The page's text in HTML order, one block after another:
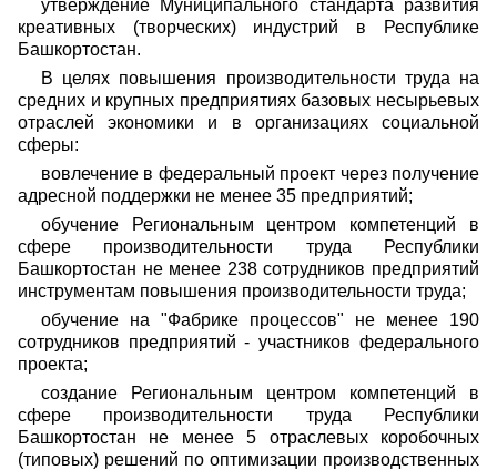
утверждение Муниципального стандарта развития
креативных (творческих) индустрий в Республике
Башкортостан.
В целях повышения производительности труда на
средних и крупных предприятиях базовых несырьевых
отраслей экономики и в организациях социальной
сферы:
вовлечение в федеральный проект через получение
адресной поддержки не менее 35 предприятий;
обучение Региональным центром компетенций в
сфере производительности труда Республики
Башкортостан не менее 238 сотрудников предприятий
инструментам повышения производительности труда;
обучение на "Фабрике процессов" не менее 190
сотрудников предприятий - участников федерального
проекта;
создание Региональным центром компетенций в
сфере производительности труда Республики
Башкортостан не менее 5 отраслевых коробочных
(типовых) решений по оптимизации производственных